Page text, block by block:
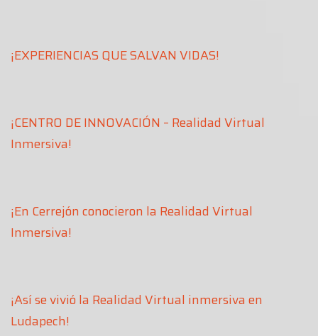
¡EXPERIENCIAS QUE SALVAN VIDAS!
¡CENTRO DE INNOVACIÓN – Realidad Virtual
Inmersiva!
¡En Cerrejón conocieron la Realidad Virtual
Inmersiva!
¡Así se vivió la Realidad Virtual inmersiva en
Ludapech!